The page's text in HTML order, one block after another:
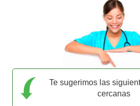
Te sugerimos las
cercanas